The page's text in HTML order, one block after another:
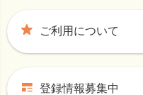
ご利用について
登録情報募集中